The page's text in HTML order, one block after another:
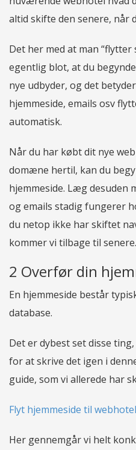
altid skifte den senere, når
Det her med at man
egentlig blot, at du
nye udbyder, og det
hjemmeside, emails osv
automatisk.
Når du har købt dit nye
domæne hertil, kan du
hjemmeside. Læg desuden
og emails stadig fungerer
du netop ikke har skiftet
kommer vi tilbage til senere.
2 Overfør din
En hjemmeside består
database.
Det er dybest set disse
for at skrive det igen i
guide, som vi allerede har
Flyt hjemmeside til webhotel
Her gennemgår vi helt